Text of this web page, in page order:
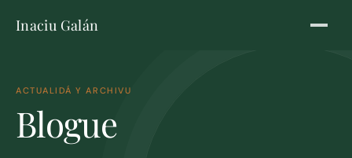
Inaciu Galán
ACTUALIDÁ Y ARCHIVU
Blogue